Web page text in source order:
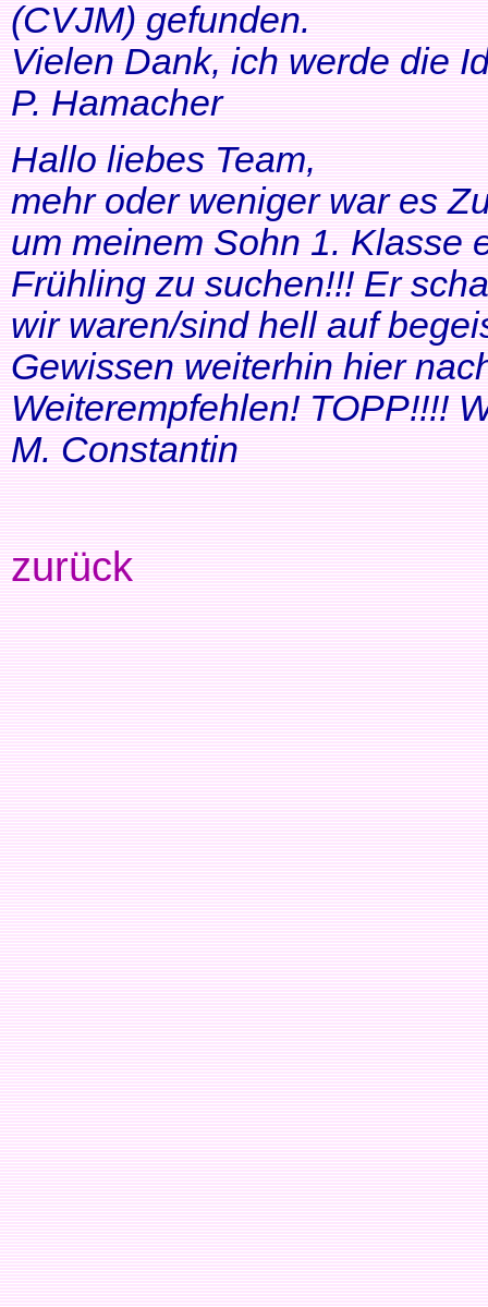
(CVJM) gefunden.
Vielen Dank, ich werde die
P. Hamacher
Hallo liebes Team,
mehr oder weniger war es
um meinem Sohn 1. Klasse
Frühling zu suchen!!! Er
wir waren/sind hell auf
Gewissen weiterhin hier
Weiterempfehlen! TOPP!!!!
M. Constantin
zurück